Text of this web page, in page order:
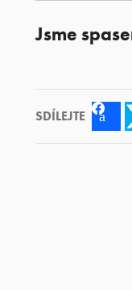
Jsme
SDÍLEJTE